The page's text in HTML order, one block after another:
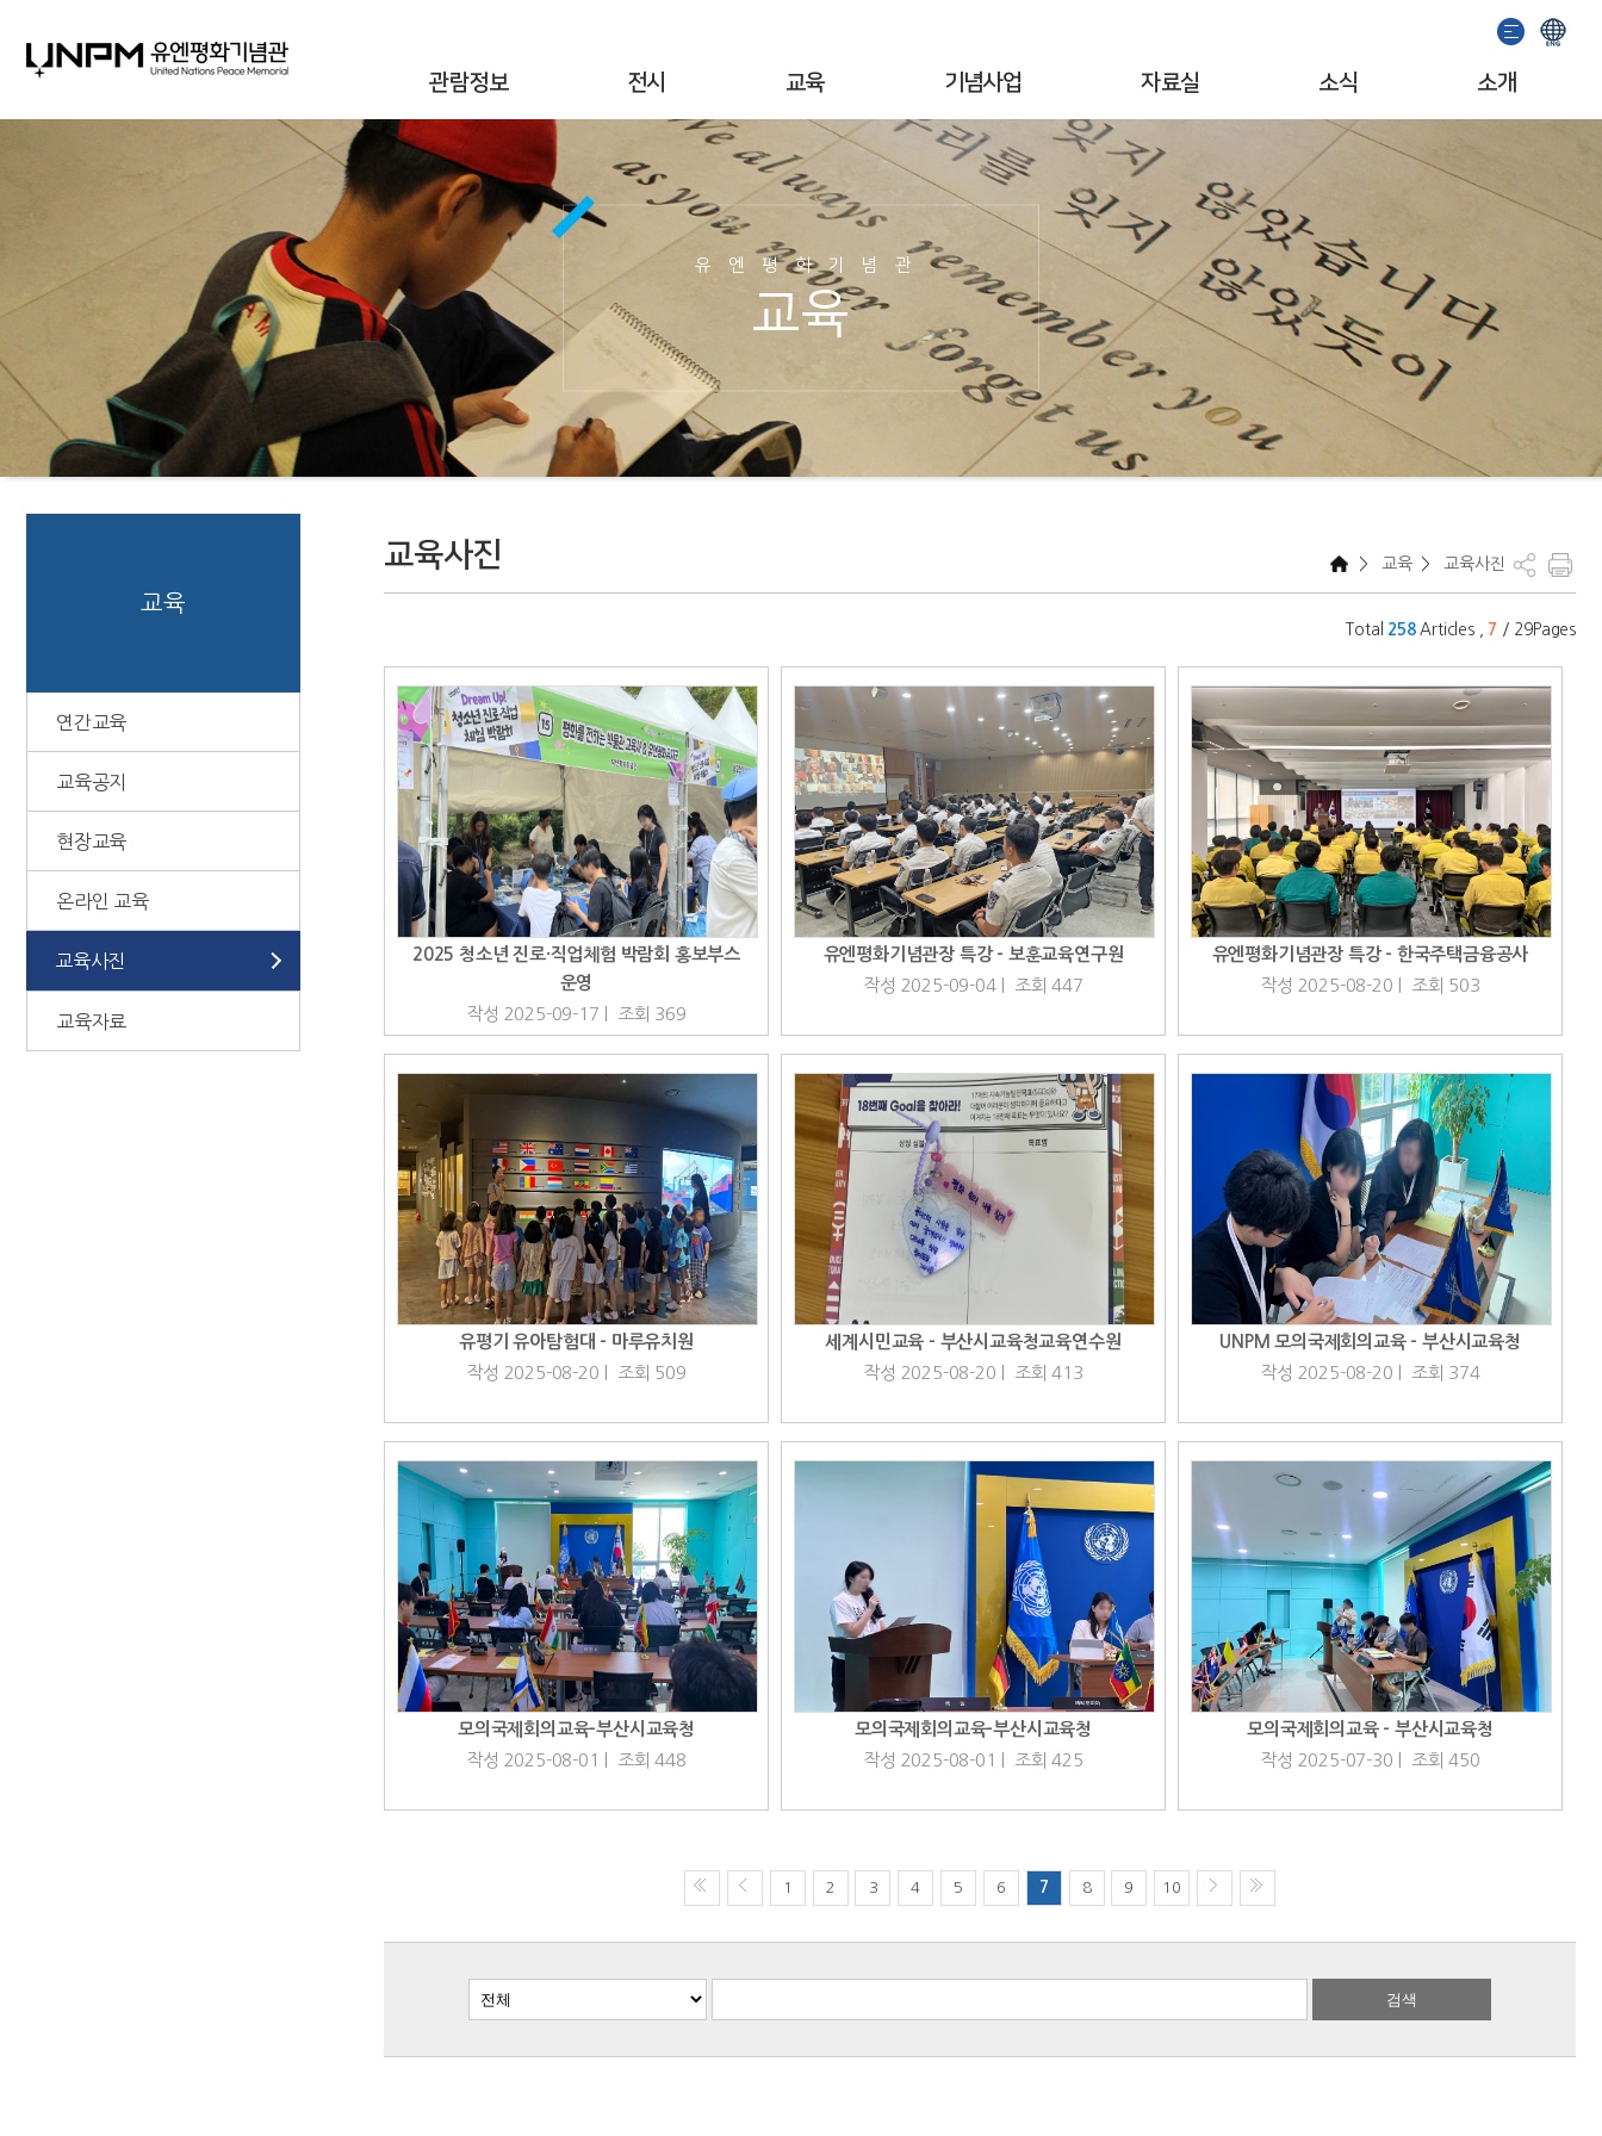
관람정보
관람안내
대관안내
시설안내
통합신청조회
자주하는질문
전시
상설전시
기획전시
야외전시
6·25전쟁 캠페인
명예의 전당
교육
연간교육
교육공지
현장교육
온라인 교육
교육사진
교육자료
기념사업
기념행사
UN군 참전현황
기념시설정보
이달의 참전국
이달의 영웅
자료실
이용안내
소장자료검색
발간도서
추천도서
자료기증
소식
기념관 소식
이벤트
소개
일반현황
문화예술단체
유엔평화기념관
교육
교육
연간교육
교육공지
현장교육
온라인 교육
교육사진
교육자료
교육사진 > 교육> 교육사진
Total 258Articles , 7 / 29Pages
2025 청소년 진로·직업체험 박람회 홍보부스
운영
작성 2025-09-17 | 조회 369
유엔평화기념관장 특강 - 보훈교육연구원
작성 2025-09-04 | 조회 447
유엔평화기념관장 특강 - 한국주택금융공사
작성 2025-08-20 | 조회 503
유평기 유아탐험대 - 마루유치원
작성 2025-08-20 | 조회 509
세계시민교육 - 부산시교육청교육연수원
작성 2025-08-20 | 조회 413
UNPM 모의국제회의교육 - 부산시교육청
작성 2025-08-20 | 조회 374
모의국제회의교육-부산시교육청
작성 2025-08-01 | 조회 448
모의국제회의교육-부산시교육청
작성 2025-08-01 | 조회 425
모의국제회의교육 - 부산시교육청
작성 2025-07-30 | 조회 450
1 2 3 4 5 6 7 8 9 10